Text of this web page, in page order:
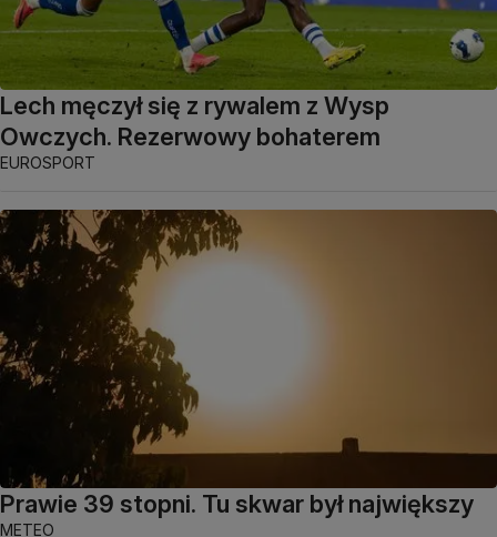
Lech męczył się z rywalem z Wysp
Owczych. Rezerwowy bohaterem
EUROSPORT
Prawie 39 stopni. Tu skwar był największy
METEO